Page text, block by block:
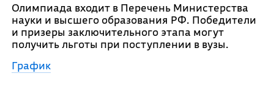
Олимпиада входит в Перечень Министерства
науки и высшего образования РФ. Победители
и призеры заключительного этапа могут
получить льготы при поступлении в вузы.
График